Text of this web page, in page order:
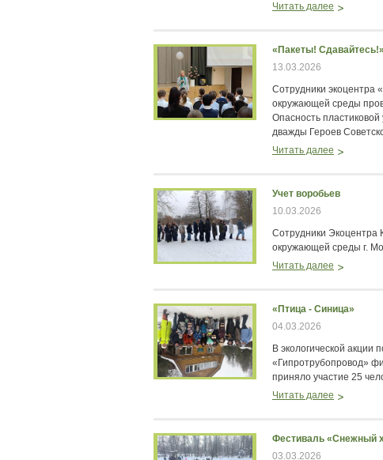
Читать далее
«Пакеты! Сдавайтесь!»
13.03.2026
Сотрудники экоцентра
окружающей среды
Опасность
дважды Героев
Читать далее
Учет воробьев
10.03.2026
Сотрудники Экоцентра
окружающей среды г.
Читать далее
«Птица - Синица»
04.03.2026
В экологической
«Гипротрубопровод»
приняло участие 25
Читать далее
Фестиваль «Снежный
03.03.2026